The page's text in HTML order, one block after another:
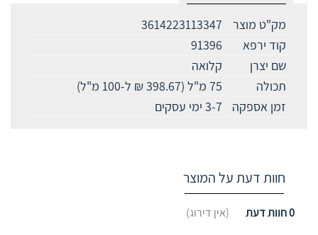
מק"ט מוצר
3614223113347
קוד ירפא
91396
שם יצרן
קלואה
תכולה
75 מ"ל (398.67 ₪ ל-100 מ"ל)
זמן אספקה
3-7 ימי עסקים
חוות דעת על המוצר
0חוות דעת (אין דירוג)